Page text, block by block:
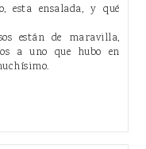
esta ensalada, y qué
están de maravilla,
a uno que hubo en